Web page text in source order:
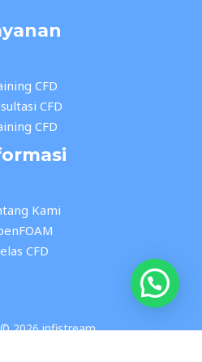
CFD
CFD
CFD
Kami
CFD
2026 infistream